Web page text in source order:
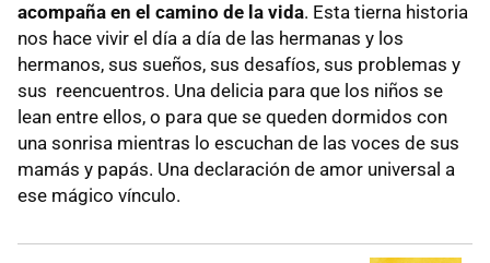
acompaña en el camino de la vida. Esta tierna historia
nos hace vivir el día a día de las hermanas y los
hermanos, sus sueños, sus desafíos, sus problemas y
sus reencuentros. Una delicia para que los niños se
lean entre ellos, o para que se queden dormidos con
una sonrisa mientras lo escuchan de las voces de sus
mamás y papás. Una declaración de amor universal a
ese mágico vínculo.